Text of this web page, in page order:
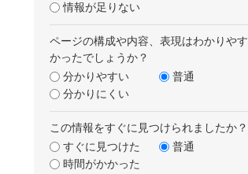
情報が足りない
ページの構成や内容、表現はわかりやす
かったでしょうか？
分かりやすい
普通
分かりにくい
この情報をすぐに見つけられましたか？
すぐに見つけた
普通
時間がかかった